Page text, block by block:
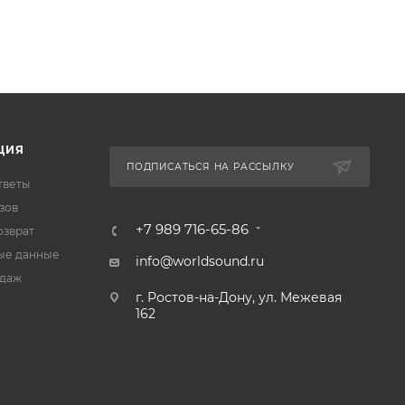
данные
ПОДПИСАТЬСЯ НА РАССЫЛКУ
+7 989 716-65-86
info@worldsound.ru
г. Ростов-на-Дону, ул. Межевая
162